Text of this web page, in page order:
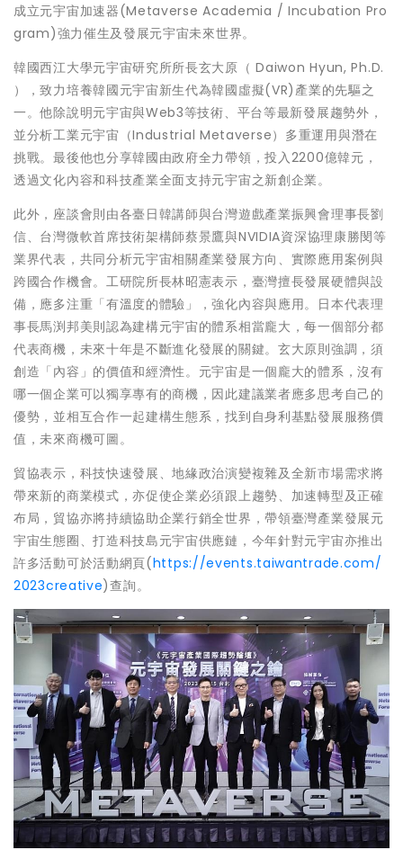
成立元宇宙加速器(Metaverse Academia / Incubation Pro
gram)強力催生及發展元宇宙未來世界。
韓國西江大學元宇宙研究所所長玄大原（ Daiwon Hyun, Ph.D.
），致力培養韓國元宇宙新生代為韓國虛擬(VR)產業的先驅之
一。他除說明元宇宙與Web3等技術、平台等最新發展趨勢外，
並分析工業元宇宙（Industrial Metaverse）多重運用與潛在
挑戰。最後他也分享韓國由政府全力帶領，投入2200億韓元，
透過文化內容和科技產業全面支持元宇宙之新創企業。
此外，座談會則由各臺日韓講師與台灣遊戲產業振興會理事長劉
信、台灣微軟首席技術架構師蔡景鷹與NVIDIA資深協理康勝閔等
業界代表，共同分析元宇宙相關產業發展方向、實際應用案例與
跨國合作機會。工研院所長林昭憲表示，臺灣擅長發展硬體與設
備，應多注重「有溫度的體驗」，強化內容與應用。日本代表理
事長馬渕邦美則認為建構元宇宙的體系相當龐大，每一個部分都
代表商機，未來十年是不斷進化發展的關鍵。玄大原則強調，須
創造「內容」的價值和經濟性。元宇宙是一個龐大的體系，沒有
哪一個企業可以獨享專有的商機，因此建議業者應多思考自己的
優勢，並相互合作一起建構生態系，找到自身利基點發展服務價
值，未來商機可圖。
貿協表示，科技快速發展、地緣政治演變複雜及全新市場需求將
帶來新的商業模式，亦促使企業必須跟上趨勢、加速轉型及正確
布局，貿協亦將持續協助企業行銷全世界，帶領臺灣產業發展元
宇宙生態圈、打造科技島元宇宙供應鏈，今年針對元宇宙亦推出
許多活動可於活動網頁(https://events.taiwantrade.com/
2023creative)查詢。